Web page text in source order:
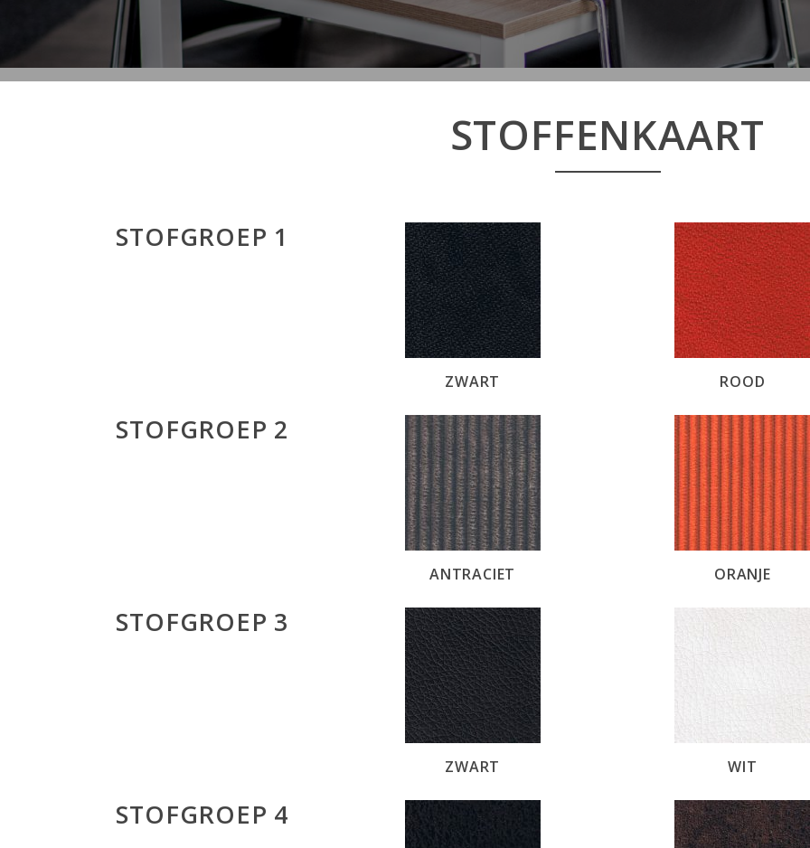
STOFFENKAART
STOFGROEP 1
ZWART ROOD
STOFGROEP 2
ANTRACIET ORANJE
STOFGROEP 3
ZWART WIT
STOFGROEP 4